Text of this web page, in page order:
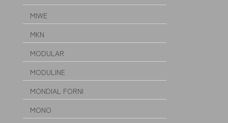
MIWE
MKN
MODULAR
MODULINE
MONDIAL FORNI
MONO